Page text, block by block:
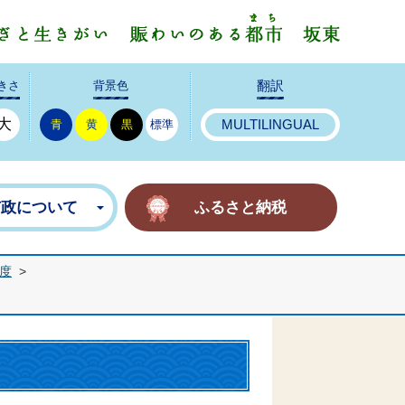
さ 背景色
青 黄 黒 標準
翻訳
MULTILINGUAL
について ふるさと納税
>